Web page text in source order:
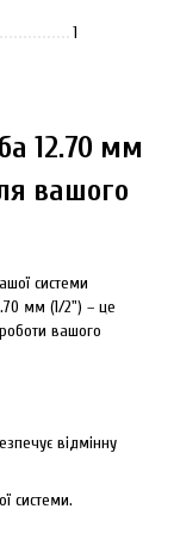
1
12.70 мм
вашого
системи
мм (1/2") – це
вашого
відмінну
системи.